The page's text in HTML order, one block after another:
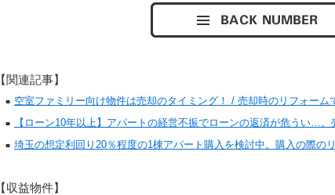
【関連記事】
空室ファミリー向け物件は売却のタイミング！ / 売却時のリフォーム
【ローン10年以上】アパートの経営不振でローンの返済が危うい…。
埼玉の想定利回り20％程度の1棟アパート購入を検討中。購入の際の
【収益物件】